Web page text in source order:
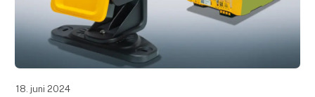
18. juni 2024